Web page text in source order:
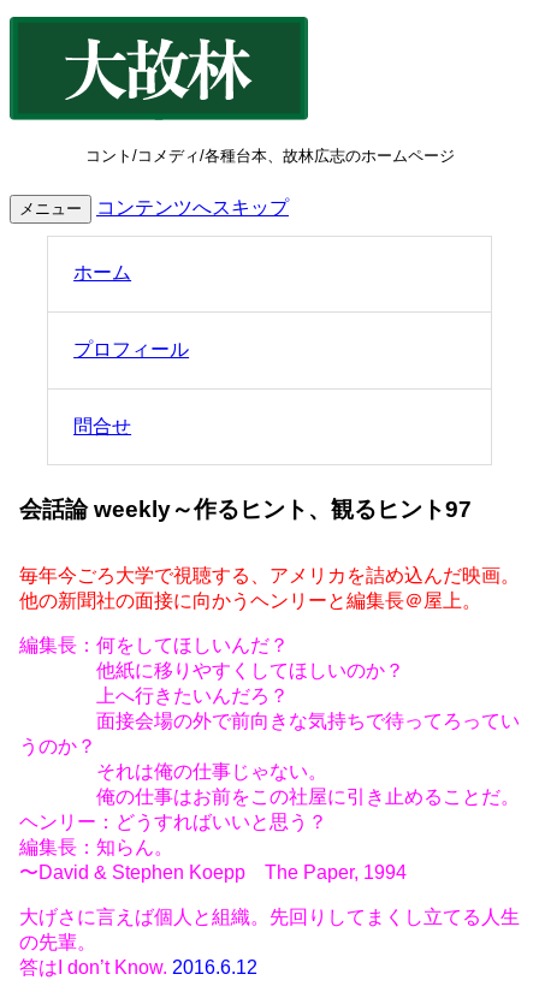
コント/コメディ/各種台本、故林広志のホームページ
メニュー コンテンツへスキップ
ホーム
プロフィール
問合せ
会話論 weekly～作るヒント、観るヒント97
毎年今ごろ大学で視聴する、アメリカを詰め込んだ映画。
他の新聞社の面接に向かうヘンリーと編集長＠屋上。
編集長：何をしてほしいんだ？
他紙に移りやすくしてほしいのか？
上へ行きたいんだろ？
面接会場の外で前向きな気持ちで待ってろってい
うのか？
それは俺の仕事じゃない。
俺の仕事はお前をこの社屋に引き止めることだ。
ヘンリー：どうすればいいと思う？
編集長：知らん。
〜David & Stephen Koepp The Paper, 1994
大げさに言えば個人と組織。先回りしてまくし立てる人生
の先輩。
答はI don’t Know. 2016.6.12